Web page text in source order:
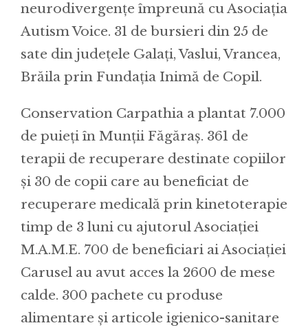
neurodivergențe împreună cu Asociația
Autism Voice. 31 de bursieri din 25 de
sate din județele Galați, Vaslui, Vrancea,
Brăila prin Fundația Inimă de Copil.
Conservation Carpathia a plantat 7.000
de puieți în Munții Făgăraș. 361 de
terapii de recuperare destinate copiilor
și 30 de copii care au beneficiat de
recuperare medicală prin kinetoterapie
timp de 3 luni cu ajutorul Asociației
M.A.M.E. 700 de beneficiari ai Asociației
Carusel au avut acces la 2600 de mese
calde. 300 pachete cu produse
alimentare și articole igienico-sanitare